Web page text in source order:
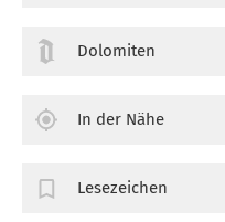
Dolomiten
In der Nähe
Lesezeichen